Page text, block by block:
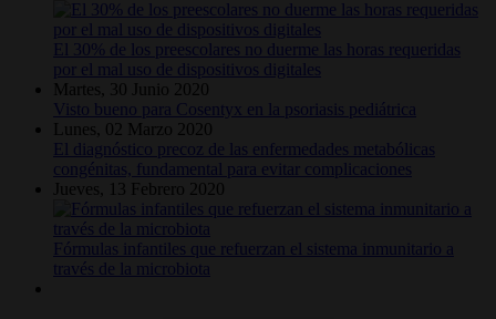
El 30% de los preescolares no duerme las horas requeridas
por el mal uso de dispositivos digitales
Martes, 30 Junio 2020
Visto bueno para Cosentyx en la psoriasis pediátrica
Lunes, 02 Marzo 2020
El diagnóstico precoz de las enfermedades metabólicas
congénitas, fundamental para evitar complicaciones
Jueves, 13 Febrero 2020
Fórmulas infantiles que refuerzan el sistema inmunitario a
través de la microbiota